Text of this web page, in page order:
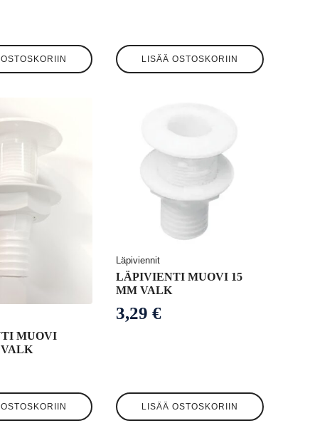
LISÄÄ OSTOSKORIIN
MUOVI
Läpiviennit
LÄPIVIENTI MUOVI 15
MM VALK
3,29€
LISÄÄ OSTOSKORIIN